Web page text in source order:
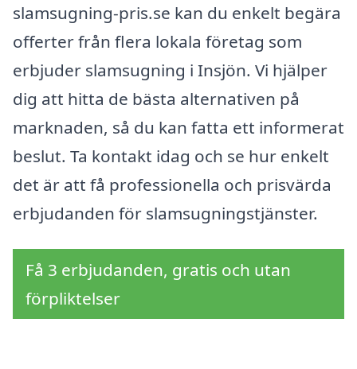
slamsugning-pris.se kan du enkelt begära
offerter från flera lokala företag som
erbjuder slamsugning i Insjön. Vi hjälper
dig att hitta de bästa alternativen på
marknaden, så du kan fatta ett informerat
beslut. Ta kontakt idag och se hur enkelt
det är att få professionella och prisvärda
erbjudanden för slamsugningstjänster.
Få 3 erbjudanden, gratis och utan
förpliktelser